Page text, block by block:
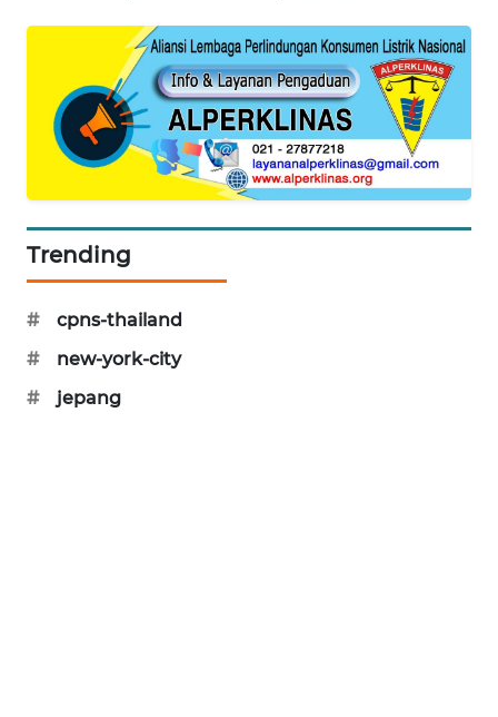
Trending
#
cpns-thailand
#
new-york-city
#
jepang
LKKI
PORTAL
KONSUMEN
FORWAMKI